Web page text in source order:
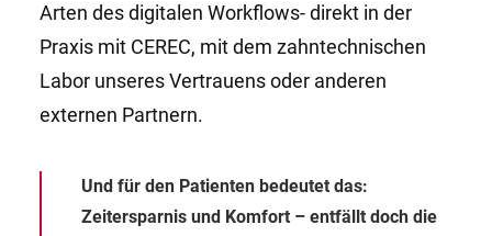
Arten des digitalen Workflows- direkt in der
Praxis mit CEREC, mit dem zahntechnischen
Labor unseres Vertrauens oder anderen
externen Partnern.
Und für den Patienten bedeutet das:
Zeitersparnis und Komfort – entfällt doch die